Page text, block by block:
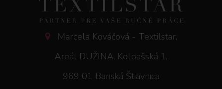
Marcela Kováčová - Textilstar,
Areál DUŽINA, Kolpašská 1,
969 01 Banská Štiavnica